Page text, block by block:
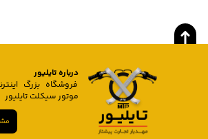
درباره تایلیور
فروشگاه بزرگ
موتور سیکلت تایلیور